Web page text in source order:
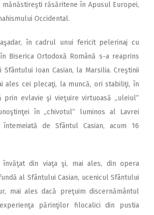
răsăritene în Apusul Europei,
Occidental.
în cadrul unui fericit pelerinaj cu
Biserica Ortodoxă Română s-a reaprins
Sfântului Ioan Casian, la Marsilia. Creştinii
ales cei plecaţi, la muncă, ori stabiliţi, în
prin evlavie şi vieţuire virtuoasă ,,uleiul”
în ,,chivotul” luminos al Lavrei
întemeiată de Sfântul Casian, acum 16
din viaţa şi, mai ales, din opera
al Sfântului Casian, ucenicul Sfântului
mai ales dacă preţuim discernământul
părinţilor filocalici din pustia